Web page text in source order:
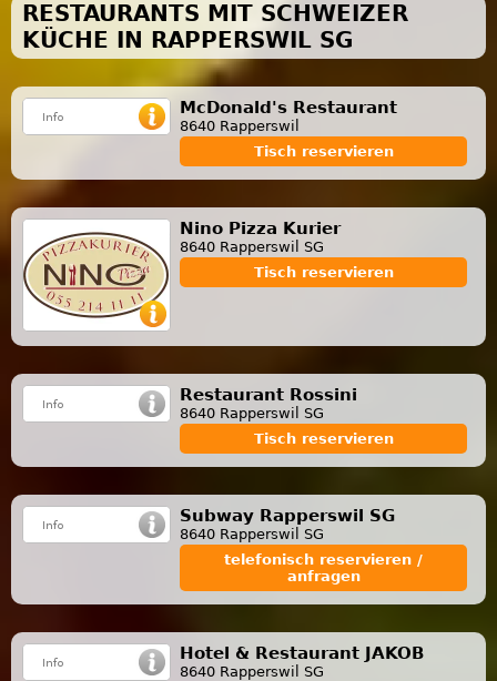
RESTAURANTS MIT SCHWEIZER
KÜCHE IN RAPPERSWIL SG
McDonald's Restaurant
8640 Rapperswil
Tisch reservieren
Nino Pizza Kurier
8640 Rapperswil SG
Tisch reservieren
Restaurant Rossini
8640 Rapperswil SG
Tisch reservieren
Subway Rapperswil SG
8640 Rapperswil SG
telefonisch reservieren /
anfragen
Hotel & Restaurant JAKOB
8640 Rapperswil SG